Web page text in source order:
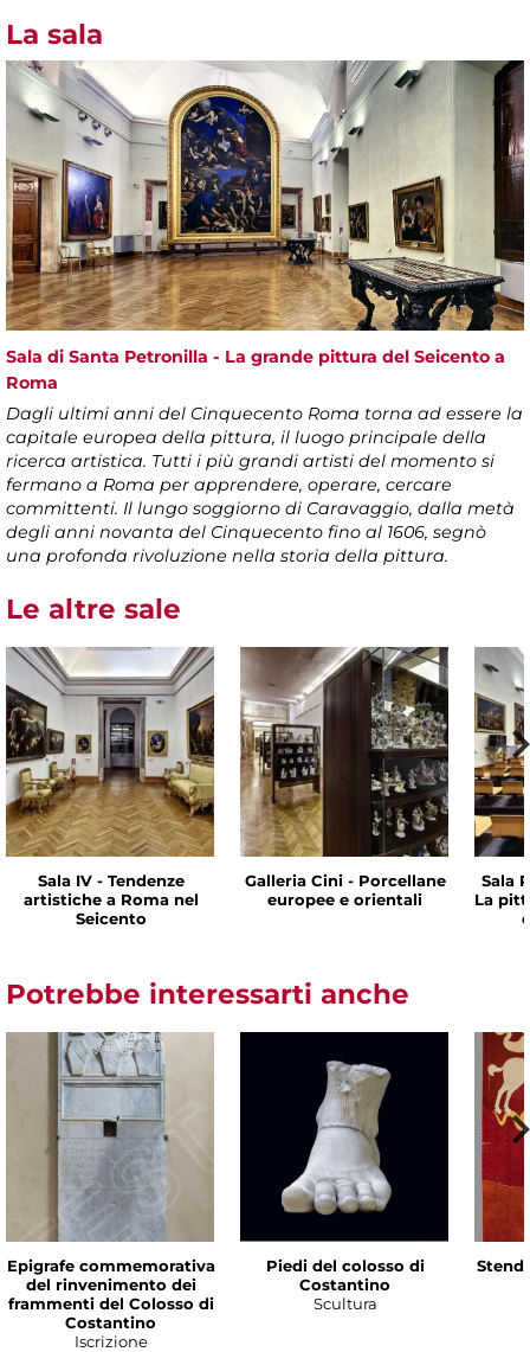
La sala
Sala di Santa Petronilla - La grande pittura del Seicento a
Roma
Dagli ultimi anni del Cinquecento Roma torna ad essere la
capitale europea della pittura, il luogo principale della
ricerca artistica. Tutti i più grandi artisti del momento si
fermano a Roma per apprendere, operare, cercare
committenti. Il lungo soggiorno di Caravaggio, dalla metà
degli anni novanta del Cinquecento fino al 1606, segnò
una profonda rivoluzione nella storia della pittura.
Le altre sale
Sala IV - Tendenze
artistiche a Roma nel
Seicento
Galleria Cini - Porcellane
europee e orientali
Sala
La
Potrebbe interessarti anche
Epigrafe commemorativa
del rinvenimento dei
frammenti del Colosso di
Costantino
Iscrizione
Piedi del colosso di
Costantino
Scultura